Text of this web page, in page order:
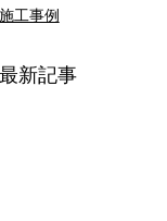
工事例
新記事